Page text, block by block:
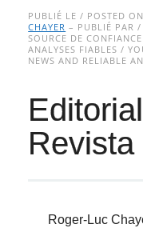
Main menu
to
content
PUBLIÉ LE / POSTED ON
CHAYER – PUBLIÉ PAR /
SOURCE DE
ANALYSES FIABLES /
NEWS AND RELIABLE
Roger-Luc